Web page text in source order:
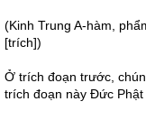
(Kinh Trung A-hàm,
[trích])
Ở trích đoạn trước,
trích đoạn này Đức Phật